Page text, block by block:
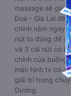
massage sẽ
Đoa - Gia Lai
chính nằm ngay
nút to đùng để
và 3 cái nút có
chính của buồng
màn hình tv có
giải trí trong
Dương.